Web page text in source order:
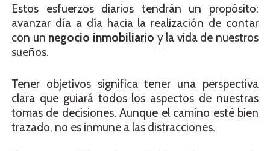
Estos esfuerzos diarios tendrán un propósito:
avanzar día a día hacia la realización de contar
con un negocio inmobiliario y la vida de nuestros
sueños.
Tener objetivos significa tener una perspectiva
clara que guiará todos los aspectos de nuestras
tomas de decisiones. Aunque el camino esté bien
trazado, no es inmune a las distracciones.